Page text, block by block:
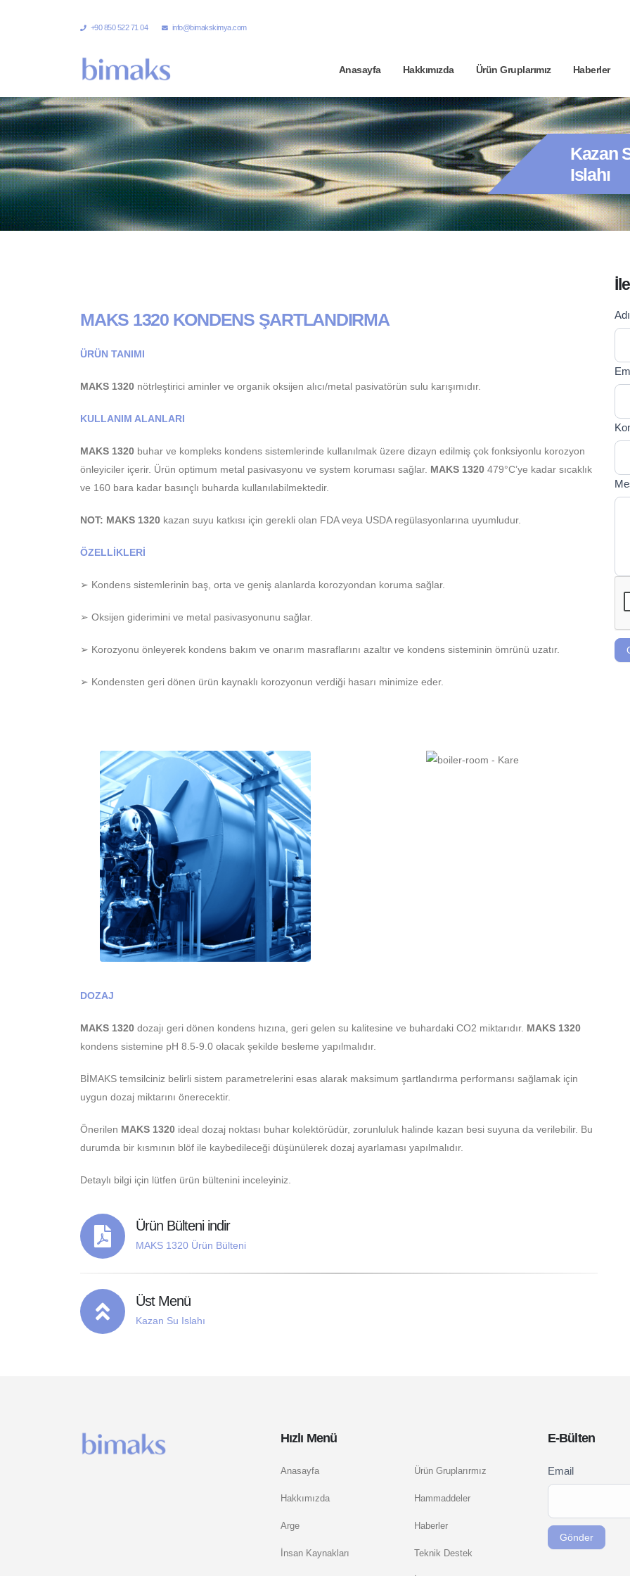
+90 850 522 71 04 info@bimakskimya.com
Anasayfa Hakkımızda Ürün Gruplarımız Haberler
Kazan
Islahı
MAKS 1320 KONDENS ŞARTLANDIRMA
ÜRÜN TANIMI
MAKS 1320 nötrleştirici aminler ve organik oksijen alıcı/metal pasivatörün sulu karışımıdır.
KULLANIM ALANLARI
MAKS 1320 buhar ve kompleks kondens sistemlerinde kullanılmak üzere dizayn edilmiş çok fonksiyonlu korozyon
önleyiciler içerir. Ürün optimum metal pasivasyonu ve system koruması sağlar. MAKS 1320 479°C’ye kadar sıcaklık
ve 160 bara kadar basınçlı buharda kullanılabilmektedir.
NOT: MAKS 1320 kazan suyu katkısı için gerekli olan FDA veya USDA regülasyonlarına uyumludur.
ÖZELLİKLERİ
➢ Kondens sistemlerinin baş, orta ve geniş alanlarda korozyondan koruma sağlar.
➢ Oksijen giderimini ve metal pasivasyonunu sağlar.
➢ Korozyonu önleyerek kondens bakım ve onarım masraflarını azaltır ve kondens sisteminin ömrünü uzatır.
➢ Kondensten geri dönen ürün kaynaklı korozyonun verdiği hasarı minimize eder.
DOZAJ
MAKS 1320 dozajı geri dönen kondens hızına, geri gelen su kalitesine ve buhardaki CO2 miktarıdır. MAKS 1320
kondens sistemine pH 8.5-9.0 olacak şekilde besleme yapılmalıdır.
BİMAKS temsilciniz belirli sistem parametrelerini esas alarak maksimum şartlandırma performansı sağlamak için
uygun dozaj miktarını önerecektir.
Önerilen MAKS 1320 ideal dozaj noktası buhar kolektörüdür, zorunluluk halinde kazan besi suyuna da verilebilir. Bu
durumda bir kısmının blöf ile kaybedileceği düşünülerek dozaj ayarlaması yapılmalıdır.
Detaylı bilgi için lütfen ürün bültenini inceleyiniz.
Ürün Bülteni indir
MAKS 1320 Ürün Bülteni
Üst Menü
Kazan Su Islahı
If
are
this
Hızlı Menü
Anasayfa
Hakkımızda
Arge
İnsan Kaynakları
Ürün Gruplarırmız
Hammaddeler
Haberler
Teknik Destek
E-Bülten
Newsletter
Signup
Email
Gönder
If you
are
leave
this